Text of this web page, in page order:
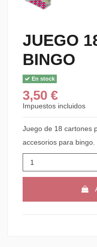
JUEGO
BINGO
En stock
3,50 €
Impuestos incluidos
Juego de 18 cartones
accesorios para bingo.